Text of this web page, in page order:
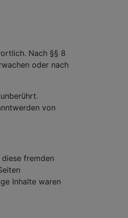
Nach §§ 8
oder nach
von
fremden
Inhalte waren